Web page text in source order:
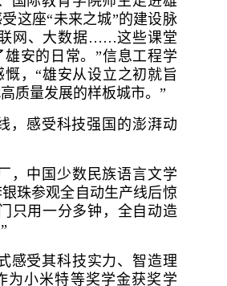
这座“未来之城”的建设脉
网、大数据……这些课堂
雄安的日常。”信息工程学
慨，“雄安从设立之初就旨
质量发展的样板城市。”
，感受科技强国的澎湃动
，中国少数民族语言文学
珠参观全自动生产线后惊
只用一分多钟，全自动造
感受其科技实力、智造理
为小米特等奖学金获奖学